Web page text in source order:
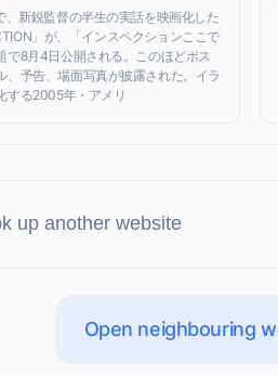
、新鋭監督の半生の実話を映画化した
」が、「インスペクションここで
で8月4日公開される。このほどポス
、予告、場面写真が披露された。イラ
する2005年・アメリ
Open neighbouring